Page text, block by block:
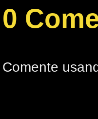
0
Comente